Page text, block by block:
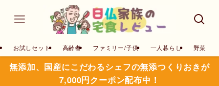
お試しセット 高齢者 ファミリー/子供 一人暮らし 野菜
無添加、国産にこだわるシェフの無添つくりおきが
7,000円クーポン配布中！